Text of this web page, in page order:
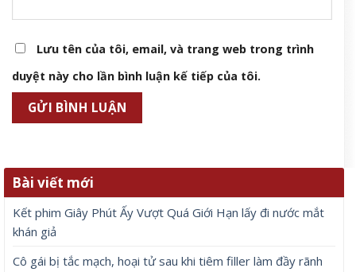
Lưu tên của tôi, email, và trang web trong trình
duyệt này cho lần bình luận kế tiếp của tôi.
Bài viết mới
Kết phim Giây Phút Ấy Vượt Quá Giới Hạn lấy đi nước mắt
khán giả
Cô gái bị tắc mạch, hoại tử sau khi tiêm filler làm đầy rãnh